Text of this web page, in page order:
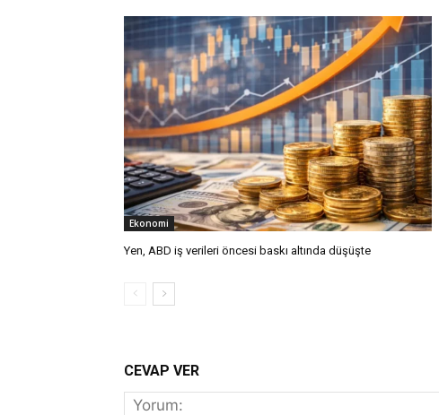
Ekonomi
Yen, ABD iş verileri öncesi baskı altında düşüşte
CEVAP VER